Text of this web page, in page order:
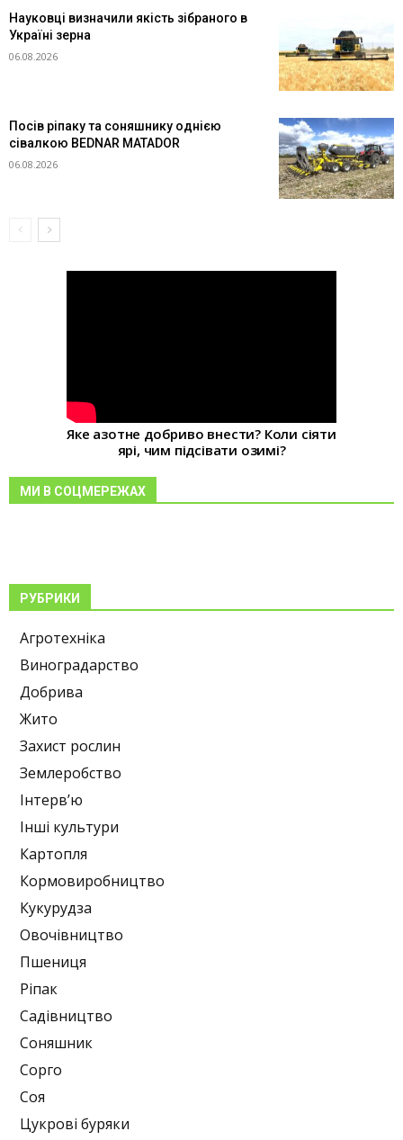
Науковці визначили якість зібраного в
Україні зерна
06.08.2026
Посів ріпаку та соняшнику однією
сівалкою BEDNAR MATADOR
06.08.2026
Яке азотне добриво внести? Коли сіяти
ярі, чим підсівати озимі?
МИ В СОЦМЕРЕЖАХ
РУБРИКИ
Агротехніка
Виноградарство
Добрива
Жито
Захист рослин
Землеробство
Інтерв’ю
Інші культури
Картопля
Кормовиробництво
Кукурудза
Овочівництво
Пшениця
Ріпак
Садівництво
Соняшник
Сорго
Соя
Цукрові буряки